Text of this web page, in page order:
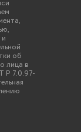
об
лица в
Р 7.0.97-